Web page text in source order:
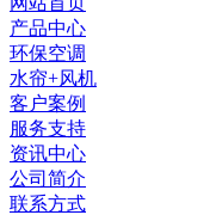
产品中心
环保空调
水帘+风机
客户案例
服务支持
资讯中心
公司简介
联系方式